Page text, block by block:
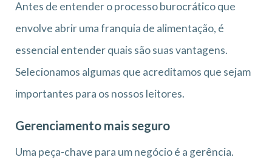
Antes de entender o processo burocrático que
envolve abrir uma franquia de alimentação, é
essencial entender quais são suas vantagens.
Selecionamos algumas que acreditamos que sejam
importantes para os nossos leitores.
Gerenciamento mais seguro
Uma peça-chave para um negócio é a gerência.